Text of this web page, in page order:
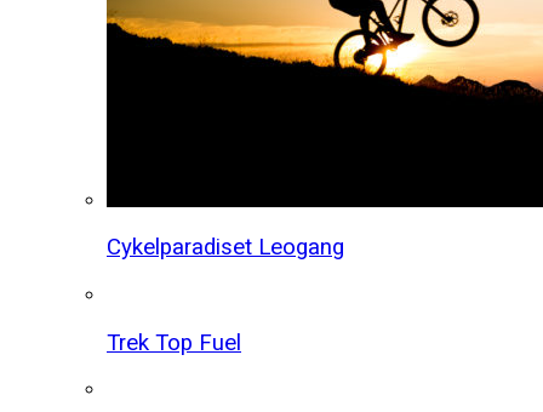
Cykelparadiset Leogang
Trek Top Fuel